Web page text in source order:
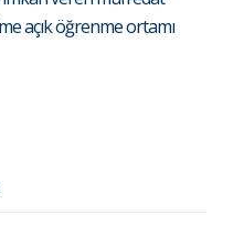
açık öğrenme ortamı